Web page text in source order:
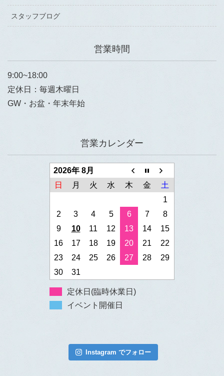
スタッフブログ
営業時間
9:00~18:00
定休日：毎週木曜日
GW・お盆・年末年始
営業カレンダー
2026年 8月
日
月 火 水 木 金
土
1
2
3 4 5 6 7
8
9
10 11 12 13 14
15
16
17 18 19 20 21
22
23
24 25 26 27 28
29
30
31
定休日(臨時休業日)
イベント開催日
Instagram でフォロー